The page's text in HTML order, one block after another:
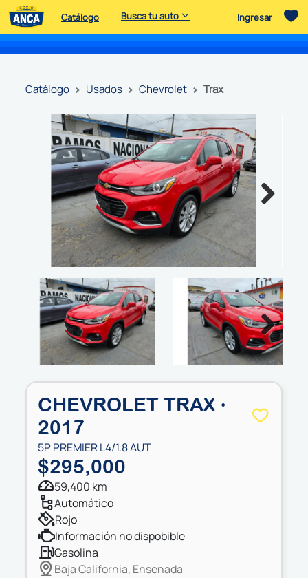
Catálogo Busca tu auto Ingresar
catálogo usados chevrolet trax
Next
Next
CHEVROLET TRAX ·
2017
5P PREMIER L4/1.8 AUT
$295,000
59,400 km
automático
rojo
información no dispobible
gasolina
Baja California, Ensenada